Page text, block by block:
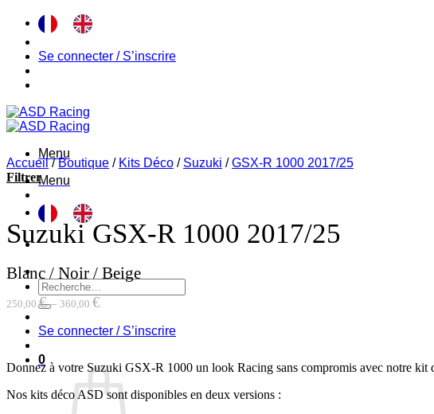
Passer
contenu
Se connecter / S’inscrire
Menu
Menu
Recherche
pour :
Se connecter / S’inscrire
0
Accueil / Boutique / Kits Déco / Suzuki / GSX-R 1000 2017/25
Filtrer
Suzuki GSX-R 1000 2017/25
Blanc / Noir / Beige
250,00€– 360,00 €
Donnez à votre Suzuki GSX-R 1000 un look Racing sans compromis avec notre kit
Nos kits déco ASD sont disponibles en deux versions :